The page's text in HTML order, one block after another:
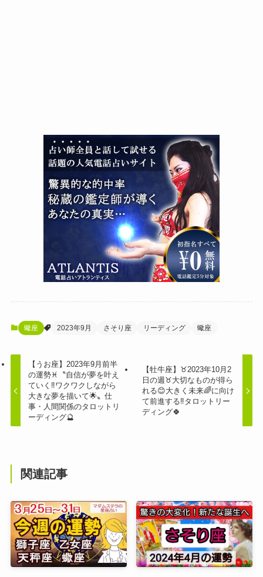
蠍座 2023年9月 さそり座 リーディング 蠍座
【うお座】2023年9月前半
の運勢♓️〝自信が夢を叶え
ていく‼️ワクワクしながら
大きな夢を描いて🌟〟仕
事・人間関係のタロットリ
ーディング🔮
【牡牛座】♉️2023年10月2
日の週♉️大切なものが得ら
れる😊大きく未来🌈に向け
て前進する‼️タロットリー
ディング🍀
関連記事